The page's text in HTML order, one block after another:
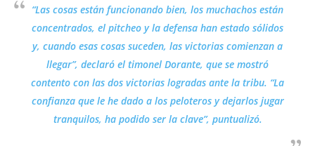
“Las cosas están funcionando bien, los muchachos están
concentrados, el pitcheo y la defensa han estado sólidos
y, cuando esas cosas suceden, las victorias comienzan a
llegar”, declaró el timonel Dorante, que se mostró
contento con las dos victorias logradas ante la tribu. “La
confianza que le he dado a los peloteros y dejarlos jugar
tranquilos, ha podido ser la clave”, puntualizó.